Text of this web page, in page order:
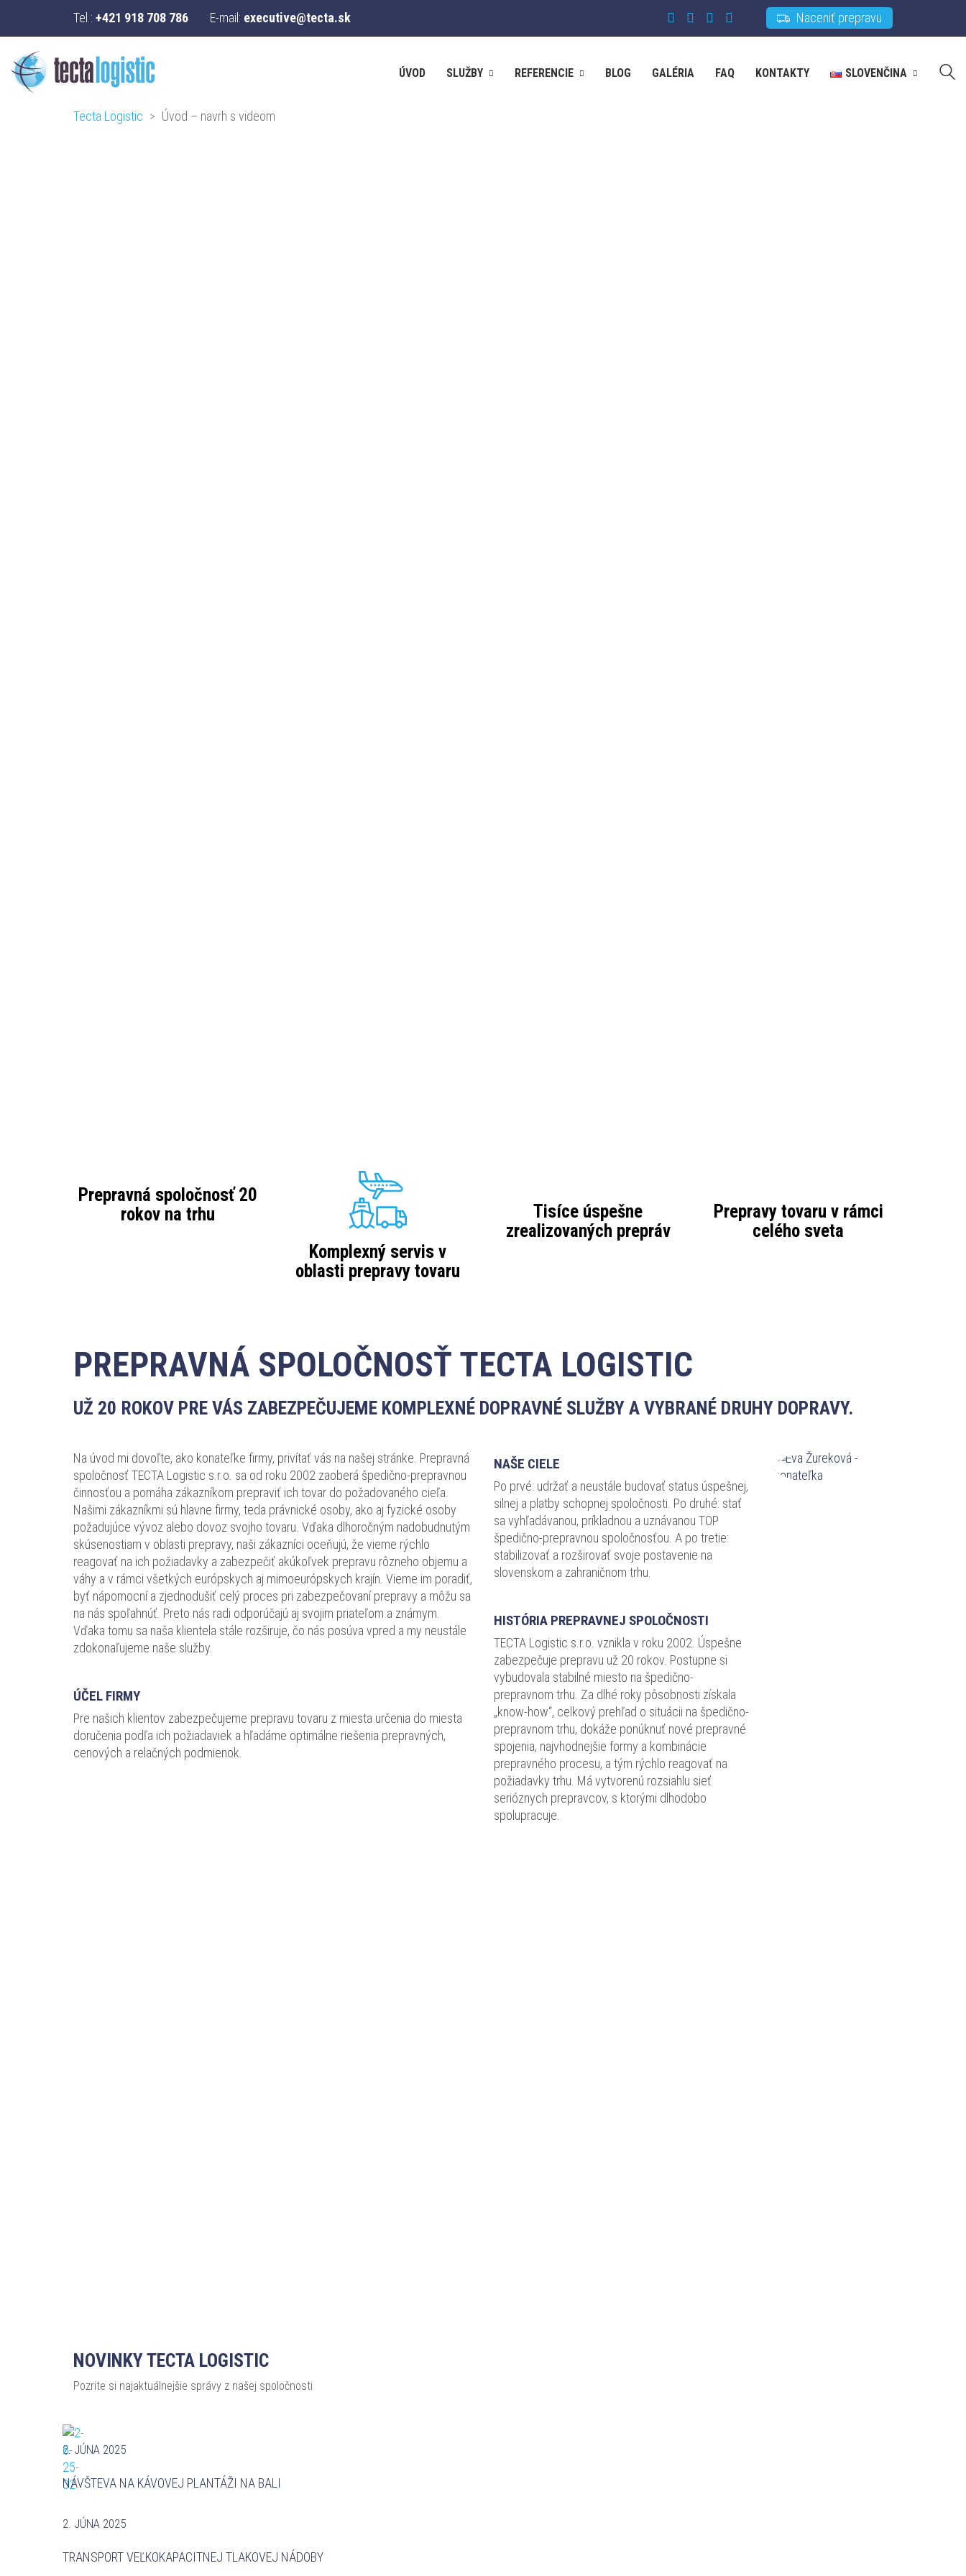
Tel.: +421 918 708 786 E-mail: executive@tecta.sk Naceniť prepravu
ÚVOD SLUŽBY REFERENCIE BLOG GALÉRIA FAQ KONTAKTY SLOVENČINA
Tecta Logistic > Úvod – navrh s videom
Prepravná spoločnosť 20
rokov na trhu
Komplexný servis v
oblasti prepravy tovaru
Tisíce úspešne
zrealizovaných prepráv
Prepravy tovaru v rámci
celého sveta
PREPRAVNÁ SPOLOČNOSŤ TECTA LOGISTIC
UŽ 20 ROKOV PRE VÁS ZABEZPEČUJEME KOMPLEXNÉ DOPRAVNÉ SLUŽBY A VYBRANÉ DRUHY DOPRAVY.
Na úvod mi dovoľte, ako konateľke firmy, privítať vás na našej stránke. Prepravná
spoločnosť TECTA Logistic s.r.o. sa od roku 2002 zaoberá špedično-prepravnou
činnosťou a pomáha zákazníkom prepraviť ich tovar do požadovaného cieľa.
Našimi zákazníkmi sú hlavne firmy, teda právnické osoby, ako aj fyzické osoby
požadujúce vývoz alebo dovoz svojho tovaru. Vďaka dlhoročným nadobudnutým
skúsenostiam v oblasti prepravy, naši zákazníci oceňujú, že vieme rýchlo
reagovať na ich požiadavky a zabezpečiť akúkoľvek prepravu rôzneho objemu a
váhy a v rámci všetkých európskych aj mimoeurópskych krajín. Vieme im poradiť,
byť nápomocní a zjednodušiť celý proces pri zabezpečovaní prepravy a môžu sa
na nás spoľahnúť. Preto nás radi odporúčajú aj svojim priateľom a známym.
Vďaka tomu sa naša klientela stále rozširuje, čo nás posúva vpred a my neustále
zdokonaľujeme naše služby.
ÚČEL FIRMY
Pre našich klientov zabezpečujeme prepravu tovaru z miesta určenia do miesta
doručenia podľa ich požiadaviek a hľadáme optimálne riešenia prepravných,
cenových a relačných podmienok.
NAŠE CIELE
Po prvé: udržať a neustále budovať status úspešnej,
silnej a platby schopnej spoločnosti. Po druhé: stať
sa vyhľadávanou, príkladnou a uznávanou TOP
špedično-prepravnou spoločnosťou. A po tretie:
stabilizovať a rozširovať svoje postavenie na
slovenskom a zahraničnom trhu.
HISTÓRIA PREPRAVNEJ SPOLOČNOSTI
TECTA Logistic s.r.o. vznikla v roku 2002. Úspešne
zabezpečuje prepravu už 20 rokov. Postupne si
vybudovala stabilné miesto na špedično-
prepravnom trhu. Za dlhé roky pôsobnosti získala
„know-how“, celkový prehľad o situácii na špedično-
prepravnom trhu, dokáže ponúknuť nové prepravné
spojenia, najvhodnejšie formy a kombinácie
prepravného procesu, a tým rýchlo reagovať na
požiadavky trhu. Má vytvorenú rozsiahlu sieť
serióznych prepravcov, s ktorými dlhodobo
spolupracuje.
NOVINKY TECTA LOGISTIC
Pozrite si najaktuálnejšie správy z našej spoločnosti
2. JÚNA 2025
NÁVŠTEVA NA KÁVOVEJ PLANTÁŽI NA BALI
2. JÚNA 2025
TRANSPORT VEĽKOKAPACITNEJ TLAKOVEJ NÁDOBY